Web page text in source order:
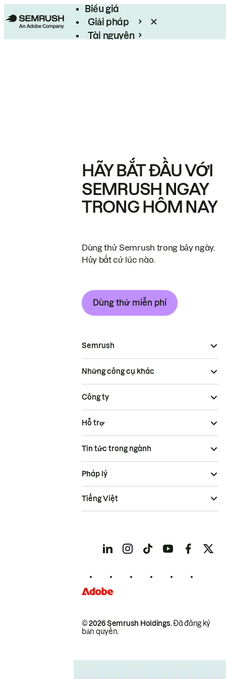
Biểu giá
Giải pháp
Tài nguyên
HÃY BẮT ĐẦU VỚI
SEMRUSH NGAY
TRONG HÔM NAY
Dùng thử Semrush trong bảy ngày.
Hủy bất cứ lúc nào.
Dùng thử miễn phí
Semrush
Những công cụ khác
Công ty
Hỗ trợ
Tin tức trong ngành
© 2026 Semrush Holdings.Đã đăng ký
bản quyền.
Pháp lý
Tiếng Việt